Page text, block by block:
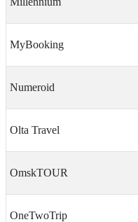
MyBooking
Numeroid
Olta Travel
OmskTOUR
OneTwoTrip